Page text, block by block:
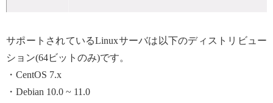
サポートされているLinuxサーバは以下のディストリビュー
ション(64ビットのみ)です。
・CentOS 7.x
・Debian 10.0 ~ 11.0